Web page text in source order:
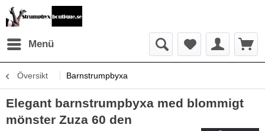
Menü
Översikt Barnstrumpbyxa
Elegant barnstrumpbyxa med blommigt
mönster Zuza 60 den